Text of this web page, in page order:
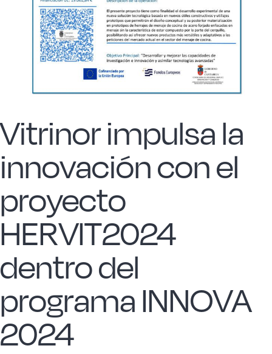
Acero forjado
Borosilicato
Sostenibles
Somos Cooperativa
Cocinando
Las Noticias
Instrucciones de seguridad
Vitrinor impulsa la
innovación con el
proyecto
HERVIT2024
dentro del
programa INNOVA
2024